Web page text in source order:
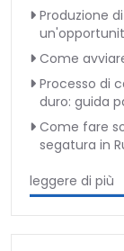
Produzione
Come
Processo di
duro: guida
Come fare
segatura in
leggere di più